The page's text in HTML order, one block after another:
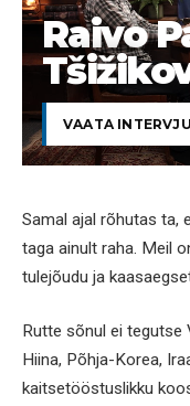
Raivo
VAATA
Samal ajal rõhutas ta,
taga ainult raha. Meil
tulejõudu ja
Rutte sõnul ei tegutse
Hiina, Põhja-Korea,
kaitsetööstuslikku